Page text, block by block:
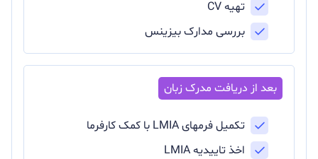
تهیه CV
بررسی مدارک بیزینس
تکمیل فرمهای LMIA با کمک کارفرما
اخذ تاییدیه LMIA